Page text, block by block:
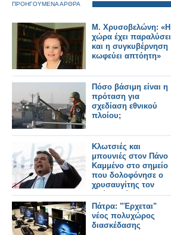
ΠΡΟΗΓΟΥΜΕΝΑ ΑΡΘΡΑ
Μ. Χρυσοβελώνη: «Η
χώρα έχει παραλύσει
και η συγκυβέρνηση
κωφεύει απτόητη»
Πόσο βάσιμη είναι η
πρόταση για
σχεδίαση εθνικού
πλοίου;
Κλωτσιές και
μπουνιές στον Πάνο
Καμμένο στο σημείο
που δολοφόνησε ο
χρυσαυγίτης τον
Παύλο Φύσσα - Του
άνοιξαν τη μύτη
Πάτρα: "Έρχεται"
νέος πολυχώρος
διασκέδασης